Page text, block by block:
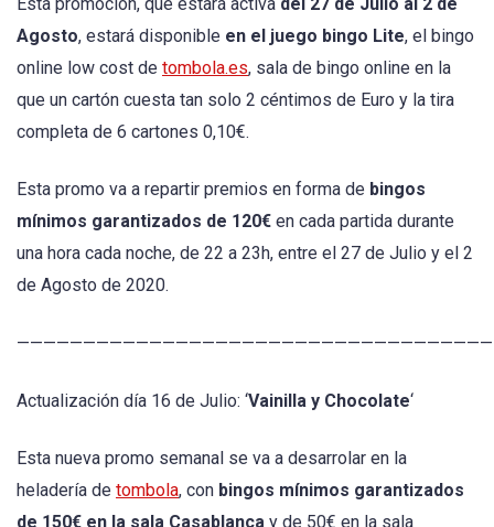
Agosto, estará disponible en el juego bingo Lite, el bingo
online low cost de tombola.es, sala de bingo online en la
que un cartón cuesta tan solo 2 céntimos de Euro y la tira
completa de 6 cartones 0,10€.
Esta promo va a repartir premios en forma de bingos
mínimos garantizados de 120€ en cada partida durante
una hora cada noche, de 22 a 23h, entre el 27 de Julio y el 2
de Agosto de 2020.
Actualización día 16 de Julio: ‘Vainilla y Chocolate‘
Esta nueva promo semanal se va a desarrolar en la
heladería de tombola, con bingos mínimos garantizados
de 150€ en la sala Casablanca y de 50€ en la sala